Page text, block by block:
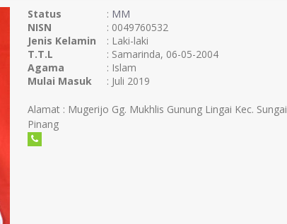
Status : MM
NISN
: 0049760532
Jenis Kelamin
: Laki-laki
T.T.L
: Samarinda, 06-05-2004
Agama
: Islam
Mulai Masuk
: Juli 2019
Alamat : Mugerijo Gg. Mukhlis Gunung Lingai Kec. Sungai
Pinang